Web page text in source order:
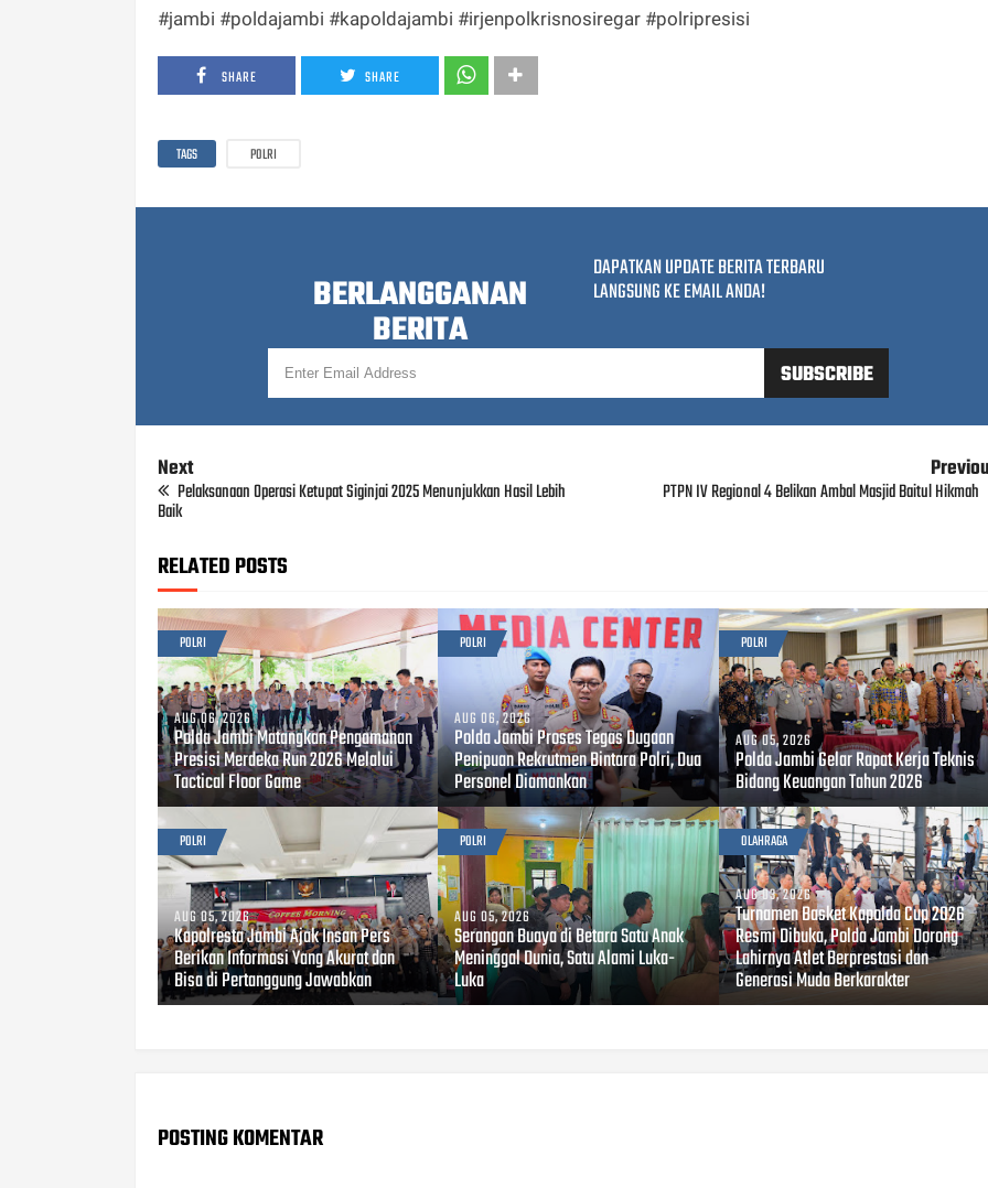
#jambi #poldajambi #kapoldajambi #irjenpolkrisnosiregar #polripresisi
SHARE SHARE
TAGS POLRI
BERLANGGANAN
BERITA
DAPATKAN UPDATE BERITA TERBARU
LANGSUNG KE EMAIL ANDA!
Next
Pelaksanaan Operasi Ketupat Siginjai 2025 Menunjukkan Hasil Lebih
Baik
PTPN IV Regional 4 Belikan Ambal Masjid Baitul Hikmah
RELATED POSTS
POLRI
AUG 06, 2026
Polda Jambi Matangkan Pengamanan
Presisi Merdeka Run 2026 Melalui
Tactical Floor Game
POLRI
AUG 06, 2026
Polda Jambi Proses Tegas Dugaan
Penipuan Rekrutmen Bintara Polri, Dua
Personel Diamankan
POLRI
AUG 05, 2026
Polda Jambi Gelar Rapat Kerja Teknis
Bidang Keuangan Tahun 2026
POLRI
AUG 05, 2026
Kapolresta Jambi Ajak Insan Pers
Berikan Informasi Yang Akurat dan
Bisa di Pertanggung Jawabkan
POLRI
AUG 05, 2026
Serangan Buaya di Betara Satu Anak
Meninggal Dunia, Satu Alami Luka-
Luka
OLAHRAGA
AUG 03, 2026
Turnamen Basket Kapolda Cup 2026
Resmi Dibuka, Polda Jambi Dorong
Lahirnya Atlet Berprestasi dan
Generasi Muda Berkarakter
POSTING KOMENTAR